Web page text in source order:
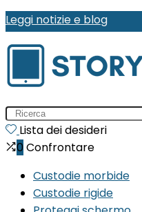
Leggi notizie e blog
Search
for:Lista dei desideri
0 Confrontare
Custodie morbide
Custodie rigide